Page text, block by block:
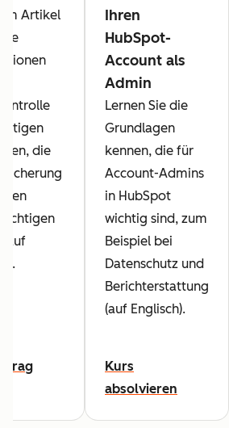
Artikel
die
Sicherung
Ihren
HubSpot-
Account als
Admin
Lernen Sie die
Grundlagen
kennen, die für
Account-Admins
in HubSpot
wichtig sind, zum
Beispiel bei
Datenschutz und
Berichterstattung
(auf Englisch).
Kurs
absolvieren